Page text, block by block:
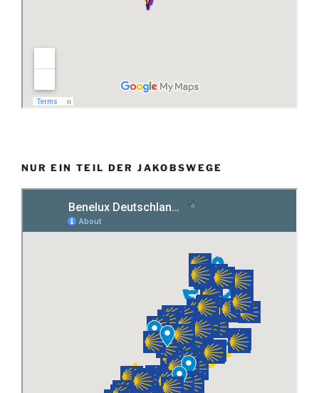
NUR EIN TEIL DER JAKOBSWEGE